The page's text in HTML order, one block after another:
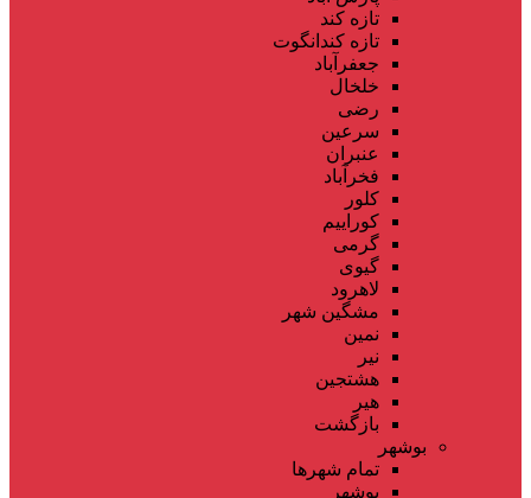
تازه کند
تازه کندانگوت
جعفرآباد
خلخال
رضی
سرعین
عنبران
فخرآباد
کلور
کوراییم
گرمی
گیوی
لاهرود
مشگین شهر
نمین
نیر
هشتجین
هیر
بازگشت
بوشهر
تمام شهر‌ها
بوشهر